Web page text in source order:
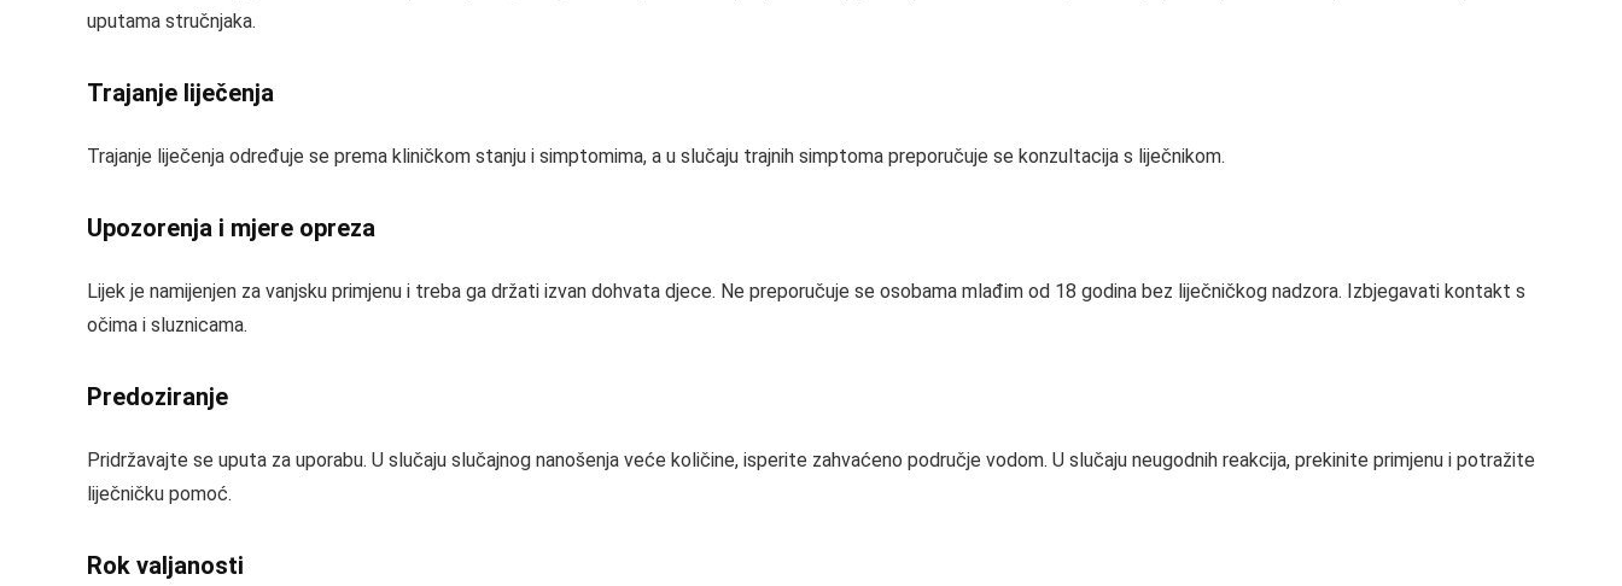
uputama stručnjaka.
Trajanje liječenja
Trajanje liječenja određuje se prema kliničkom stanju i simptomima, a u slučaju trajnih simptoma preporučuje se konzultacija s liječnikom.
Upozorenja i mjere opreza
Lijek je namijenjen za vanjsku primjenu i treba ga držati izvan dohvata djece. Ne preporučuje se osobama mlađim od 18 godina bez liječničkog nadzora. Izbjegavati kontakt s
očima i sluznicama.
Predoziranje
Pridržavajte se uputa za uporabu. U slučaju slučajnog nanošenja veće količine, isperite zahvaćeno područje vodom. U slučaju neugodnih reakcija, prekinite primjenu i potražite
liječničku pomoć.
Rok valjanosti